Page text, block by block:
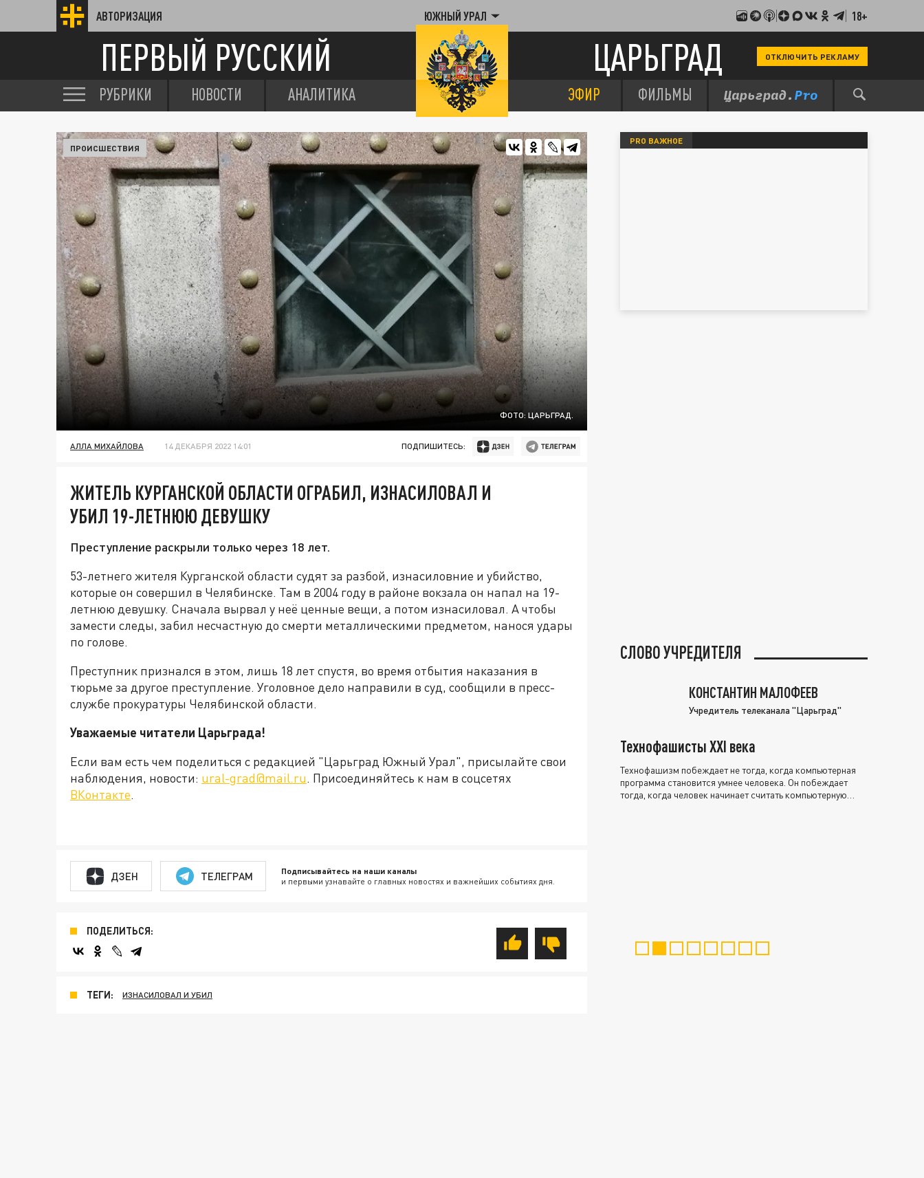
АВТОРИЗАЦИЯ ЮЖНЫЙ УРАЛ 18+
ПЕРВЫЙ РУССКИЙ ЦАРЬГРАД ОТКЛЮЧИТЬ РЕКЛАМУ
РУБРИКИ НОВОСТИ АНАЛИТИКА ЭФИР ФИЛЬМЫ
ФОТО: ЦАРЬГРАД.
ПРОИСШЕСТВИЯ
АЛЛА МИХАЙЛОВА 14 ДЕКАБРЯ 2022 14:01 ПОДПИШИТЕСЬ:
ЖИТЕЛЬ КУРГАНСКОЙ ОБЛАСТИ ОГРАБИЛ, ИЗНАСИЛОВАЛ И
УБИЛ 19-ЛЕТНЮЮ ДЕВУШКУ
Преступление раскрыли только через 18 лет.
53-летнего жителя Курганской области судят за разбой, изнасиловние и убийство,
которые он совершил в Челябинске. Там в 2004 году в районе вокзала он напал на 19-
летнюю девушку. Сначала вырвал у неё ценные вещи, а потом изнасиловал. А чтобы
замести следы, забил несчастную до смерти металлическими предметом, нанося удары
по голове.
Преступник признался в этом, лишь 18 лет спустя, во время отбытия наказания в
тюрьме за другое преступление. Уголовное дело направили в суд, сообщили в пресс-
службе прокуратуры Челябинской области.
Уважаемые читатели Царьграда!
Если вам есть чем поделиться с редакцией "Царьград Южный Урал", присылайте свои
наблюдения, новости: ural-grad@mail.ru. Присоединяйтесь к нам в соцсетях
ВКонтакте.
ДЗЕН ТЕЛЕГРАМ Подписывайтесь на наши каналы
и первыми узнавайте о главных новостях и важнейших событиях дня.
ПОДЕЛИТЬСЯ:
ТЕГИ: ИЗНАСИЛОВАЛ И УБИЛ
PRO ВАЖНОЕ
СЛОВО УЧРЕДИТЕЛЯ
КОНСТАНТИН МАЛОФЕЕВ
Учредитель телеканала "Царьград"
Технофашисты XXI века
Технофашизм побеждает не тогда, когда компьютерная
программа становится умнее человека. Он побеждает
тогда, когда человек начинает считать компьютерную